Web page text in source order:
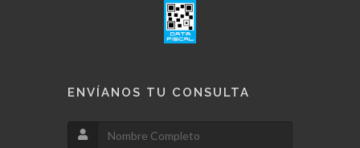
ENVÍANOS TU CONSULTA